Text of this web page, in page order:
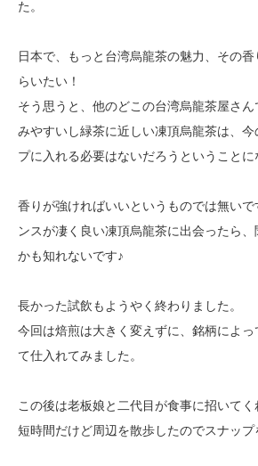
た。
日本で、もっと台湾烏龍茶の魅力、その
らいたい！
そう思うと、他のどこの台湾烏龍茶屋さ
みやすいし緑茶に近しい凍頂烏龍茶は、
プに入れる必要はないだろうという ことに
香りが強ければいいというものでは無い
ンスが凄く良い凍頂烏龍茶に出会ったら
かも知れないです♪
長かった試飲もようやく終わりました。
今回は焙煎は大きく変えずに、銘柄によっ
て仕入れてみました。
この後は老板娘と二代目が食事に招いてく
短時間だけど周辺を散歩したのでスナップ